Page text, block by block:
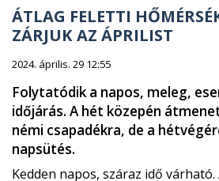
ÁTLAG FELETTI
ZÁRJUK AZ ÁPRILIST
2024. április. 29 12:55
Folytatódik a napos, meleg,
időjárás. A hét közepén
némi csapadékra, de a
napsütés.
Kedden napos, száraz idő